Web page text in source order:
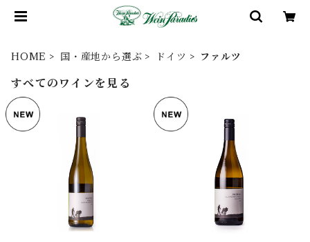
HOME 国・産地から選ぶ ドイツ ファルツ
すべてのワインを見る